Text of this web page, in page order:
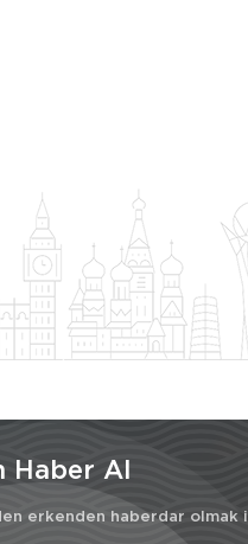
Haber Al
erkenden haberdar olmak